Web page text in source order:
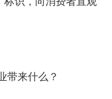
带来什么？